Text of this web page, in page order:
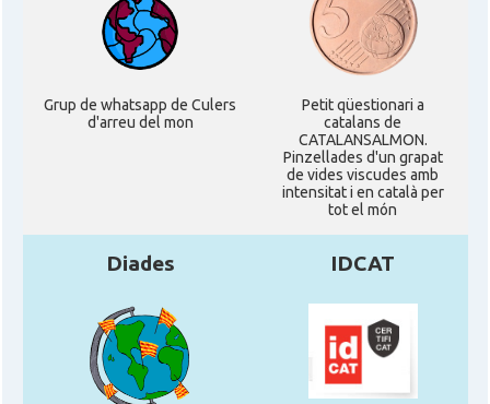
Grup de whatsapp de Culers
d'arreu del mon
Petit qüestionari a
catalans de
CATALANSALMON.
Pinzellades d'un grapat
de vides viscudes amb
intensitat i en català per
tot el món
Diades IDCAT